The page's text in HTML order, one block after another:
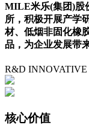
MILE米乐(集团)股
所，积极开展产学
材、低烟非固化橡
品，为企业发展带
R&D INNOVATIVE
核心价值